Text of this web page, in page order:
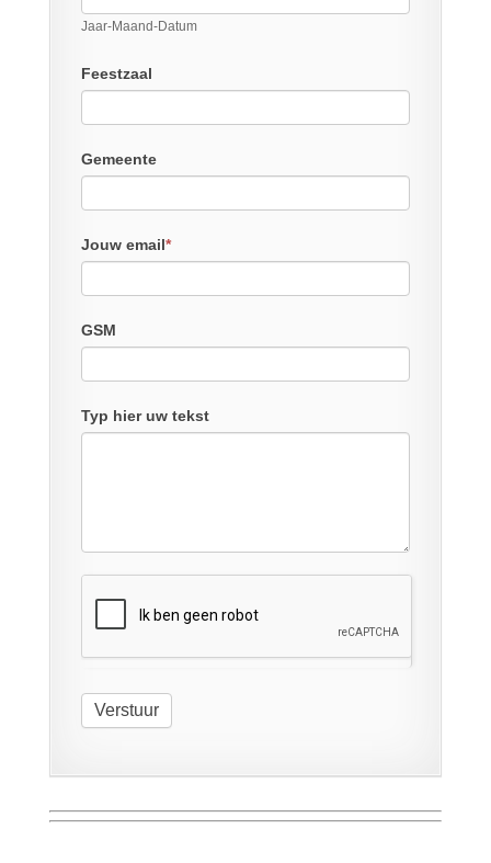
Jaar-Maand-Datum
Feestzaal
Gemeente
Jouw email*
GSM
Typ hier uw tekst
Verstuur